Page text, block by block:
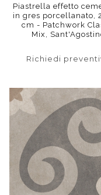
Piastrella effetto
in gres porcellanato,
cm - Patchwork
Mix,
Richiedi